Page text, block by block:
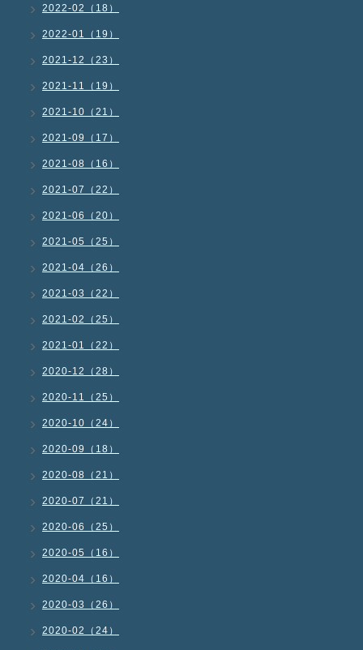
2022-02（18）
2022-01（19）
2021-12（23）
2021-11（19）
2021-10（21）
2021-09（17）
2021-08（16）
2021-07（22）
2021-06（20）
2021-05（25）
2021-04（26）
2021-03（22）
2021-02（25）
2021-01（22）
2020-12（28）
2020-11（25）
2020-10（24）
2020-09（18）
2020-08（21）
2020-07（21）
2020-06（25）
2020-05（16）
2020-04（16）
2020-03（26）
2020-02（24）